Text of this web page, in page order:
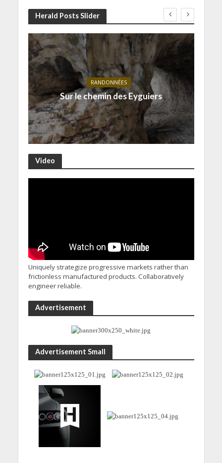
Herald Posts Slider
RANDONNÉES
Sur le chemin des Eyguiers
Video
Uniquely strategize progressive markets rather than
frictionless manufactured products. Collaboratively
engineer reliable.
Advertisement
Advertisement Small